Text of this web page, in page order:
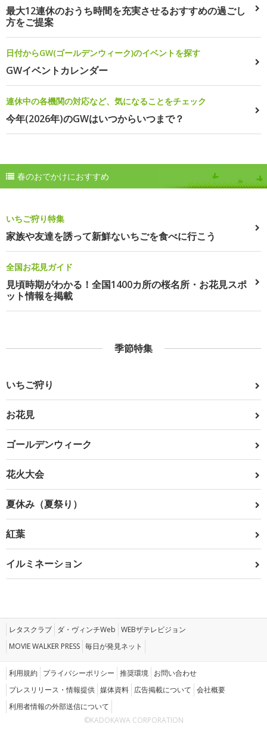
最大12連休のおうち時間を充実させるおすすめの過ごし
方をご提案
日付からGW(ゴールデンウィーク)のイベントを探す
GWイベントカレンダー
連休中の各機関の対応など、気になることをチェック
今年(2026年)のGWはいつからいつまで？
春のおでかけにおすすめ
いちご狩り特集
家族や友達を誘って新鮮ないちごを食べに行こう
全国お花見ガイド
見頃時期がわかる！全国1400カ所の桜名所・お花見スポ
ット情報を掲載
季節特集
いちご狩り
お花見
ゴールデンウィーク
花火大会
夏休み（夏祭り）
紅葉
イルミネーション
レタスクラブ ダ・ヴィンチWeb WEBザテレビジョン
MOVIE WALKER PRESS 毎日が発見ネット
利用規約 プライバシーポリシー 推奨環境 お問い合わせ
プレスリリース・情報提供 媒体資料 広告掲載について 会社概要
利用者情報の外部送信について
©KADOKAWA CORPORATION